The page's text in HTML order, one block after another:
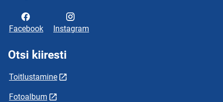
Facebook Instagram
Otsi kiiresti
Toitlustamine
Fotoalbum